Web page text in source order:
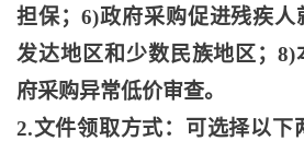
担保；6)政府采购促进残疾人
发达地区和少数民族地区；8)
府采购异常低价审查。
2.文件领取方式：可选择以下